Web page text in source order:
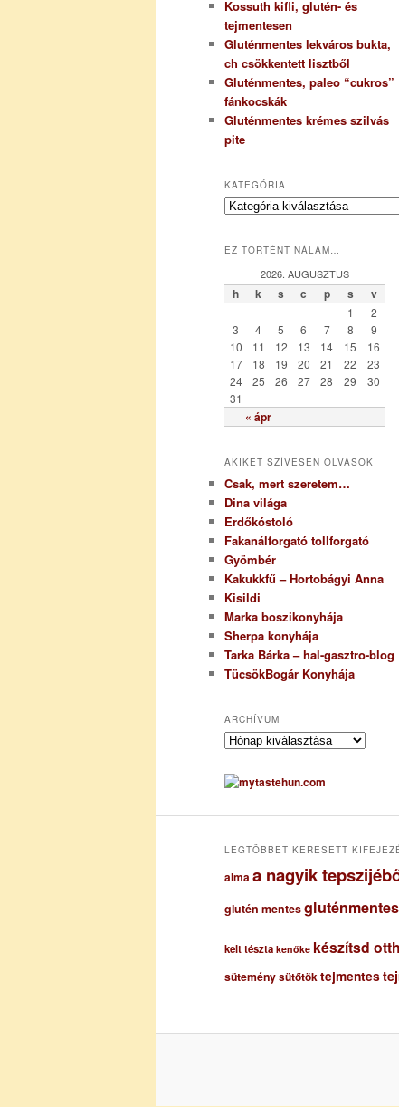
Kossuth kifli, glutén- és
tejmentesen
Gluténmentes lekváros bukta,
ch csökkentett lisztből
Gluténmentes, paleo “cukros”
fánkocskák
Gluténmentes krémes szilvás
pite
KATEGÓRIA
K
e
r
EZ TÖRTÉNT NÁLAM…
2026. AUGUSZTUS
h k s c p s v
« ápr
1
2
3
4 5 6 7 8
9
10
11 12 13 14 15
16
17
18 19 20 21 22
23
24
25 26 27 28 29
30
31
AKIKET SZÍVESEN OLVASOK
Csak, mert szeretem…
Dina világa
Erdőkóstoló
Fakanálforgató tollforgató
Gyömbér
Kakukkfű – Hortobágyi Anna
Kisildi
Marka boszikonyhája
Sherpa konyhája
Tarka Bárka – hal-gasztro-blog
TücsökBogár Konyhája
ARCHÍVUM
A
c
h
uLEGTÖBBET KERESETT
almaa nagyik
glutén mentesgluténmentes
kelt tészta kenőke készítsd
süteménysütőtöktejmentes